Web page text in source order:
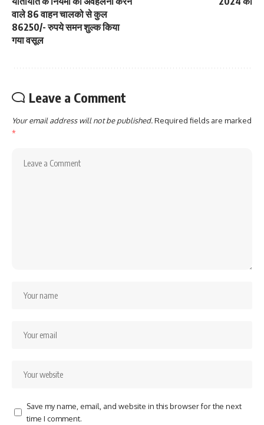
वाले 86 वाहन चालको से कुल
86250/- रुपये समन शुल्क किया
गया वसूल
Leave a Comment
Your email address will not be published.Required fields are marked
*
Save my name, email, and website in this browser for the next
time I comment.